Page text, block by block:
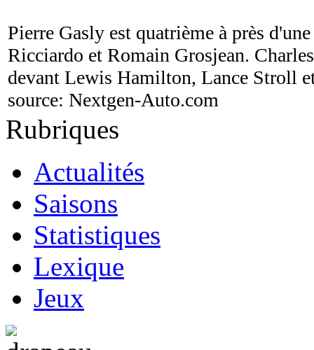
Pierre Gasly est quatrième à près
Ricciardo et Romain Grosjean.
devant Lewis Hamilton, Lance Stroll
source: Nextgen-Auto.com
Rubriques
Actualités
Saisons
Statistiques
Lexique
Jeux